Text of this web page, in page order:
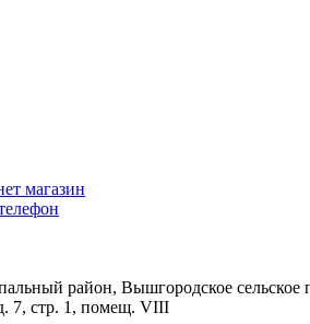
магазин
район, Вышгородское
7, стр. 1, помещ. VIII